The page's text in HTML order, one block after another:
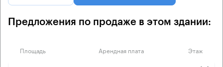
Предложения по продаже в этом здании:
Площадь Арендная плата Этаж